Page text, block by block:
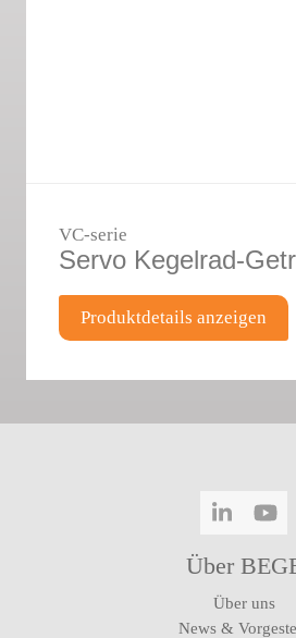
VC-serie
Servo Kegelrad-
Produktdetails anzeigen
LinkedIn
Über
Über uns
News &